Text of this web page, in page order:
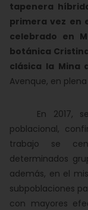
tapenera
primera vez en
celebrado en
botánica
clásica la Mina
Avenque, en
En 2017, se
poblacional,
trabajo se
determinados
además, en el
subpoblaciones
con mayores